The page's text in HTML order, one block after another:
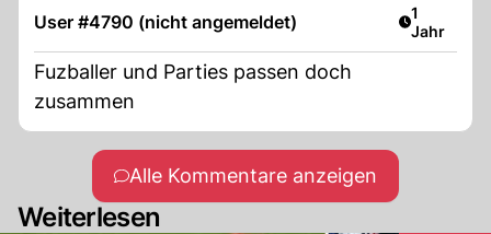
User #4790 (nicht angemeldet) Artikel
1
Jahr
Fuzballer und Parties passen doch
zusammen
Alle Kommentare anzeigen
Weiterlesen